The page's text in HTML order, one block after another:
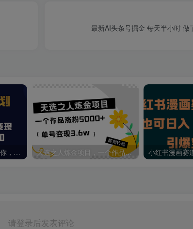
抖音千粉计划，手把手教你，新手也能学会，一部手机矩阵日入1000+， 天选之人炼金项目，一个作品涨粉5000+，单号变现3.6w
请登录后发表评论